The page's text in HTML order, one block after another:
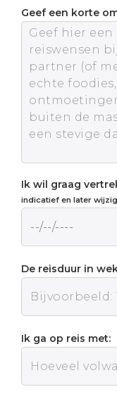
Geef een korte
Ik wil graag
indicatief en later
De reisduur in
Ik ga op reis met: